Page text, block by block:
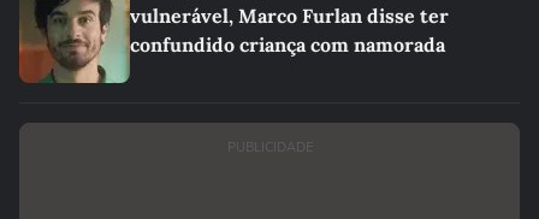
vulnerável, Marco Furlan disse ter
confundido criança com namorada
PUBLICIDADE